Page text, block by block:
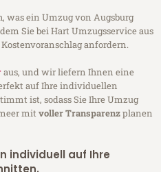
was ein Umzug von Augsburg
Sie bei Hart Umzugsservice aus
anfordern.
aus, und wir liefern Ihnen eine
auf Ihre individuellen
ist, sodass Sie Ihre Umzug
mitvoller Transparenzplanen
individuell auf Ihre